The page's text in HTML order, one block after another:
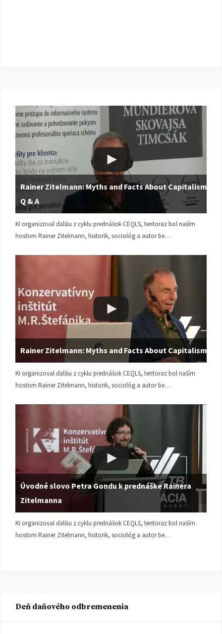
Rainer Zitelmann: Myths and Facts About Capitalism |
Q & A
KI organizoval ďalšiu z cyklu prednášok CEQLS, tentoraz bol naším
hosťom Rainer Zitelmann, historik, sociológ a autor be…
Rainer Zitelmann: Myths and Facts About Capitalism
KI organizoval ďalšiu z cyklu prednášok CEQLS, tentoraz bol naším
hosťom Rainer Zitelmann, historik, sociológ a autor be…
Úvodné slovo Petra Gondu k prednáške Rainera
Zitelmanna
KI organizoval ďalšiu z cyklu prednášok CEQLS, tentoraz bol naším
hosťom Rainer Zitelmann, historik, sociológ a autor be…
Deň daňového odbremenenia